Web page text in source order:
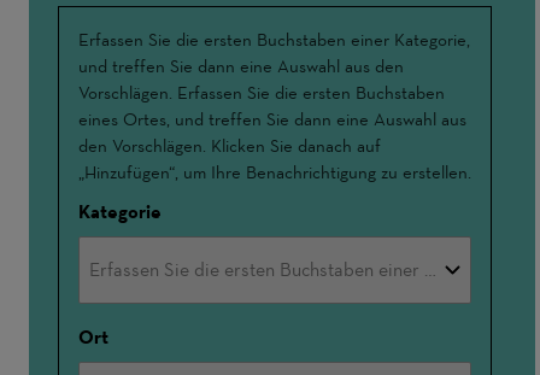
Interessensschwerpunkte
Erfassen Sie die ersten Buchstaben einer Kategorie,
und treffen Sie dann eine Auswahl aus den
Vorschlägen. Erfassen Sie die ersten Buchstaben
eines Ortes, und treffen Sie dann eine Auswahl aus
den Vorschlägen. Klicken Sie danach auf
„Hinzufügen“, um Ihre Benachrichtigung zu erstellen.
Kategorie
Ort